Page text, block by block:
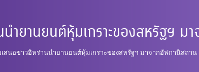
ำยานยนต์หุ้มเกราะของสหรัฐฯ ม
สนอข่าวอิหร่านนำยานยนต์หุ้มเกราะของสหรัฐฯ มาจากอัฟกานิสถาน